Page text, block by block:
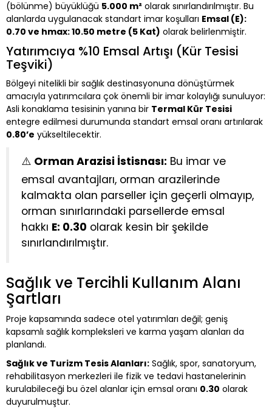
(bölünme) büyüklüğü 5.000 m² olarak sınırlandırılmıştır. Bu
alanlarda uygulanacak standart imar koşulları Emsal (E):
0.70 ve hmax: 10.50 metre (5 Kat) olarak belirlenmiştir.
Yatırımcıya %10 Emsal Artışı (Kür Tesisi
Teşviki)
Bölgeyi nitelikli bir sağlık destinasyonuna dönüştürmek
amacıyla yatırımcılara çok önemli bir imar kolaylığı sunuluyor:
Asli konaklama tesisinin yanına bir Termal Kür Tesisi
entegre edilmesi durumunda standart emsal oranı artırılarak
0.80’e yükseltilecektir.
⚠️ Orman Arazisi İstisnası: Bu imar ve
emsal avantajları, orman arazilerinde
kalmakta olan parseller için geçerli olmayıp,
orman sınırlarındaki parsellerde emsal
hakkı E: 0.30 olarak kesin bir şekilde
sınırlandırılmıştır.
Sağlık ve Tercihli Kullanım Alanı
Şartları
Proje kapsamında sadece otel yatırımları değil; geniş
kapsamlı sağlık kompleksleri ve karma yaşam alanları da
planlandı.
Sağlık ve Turizm Tesis Alanları: Sağlık, spor, sanatoryum,
rehabilitasyon merkezleri ile fizik ve tedavi hastanelerinin
kurulabileceği bu özel alanlar için emsal oranı 0.30 olarak
duyurulmuştur.